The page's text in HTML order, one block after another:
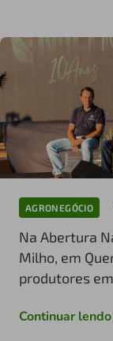
AGRONEGÓCIO
Na Abertura
Milho, em
produtores
Continuar lendo